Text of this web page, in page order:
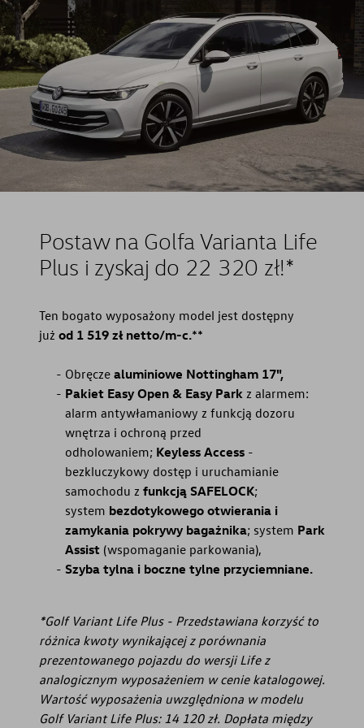
Postaw na Golfa Varianta Life
Plus i zyskaj do 22 320 zł!⁠*
Ten bogato wyposażony model jest dostępny
już od 1 519 zł netto/m-c.⁠**
Obręcze aluminiowe Nottingham 17",
Pakiet Easy Open & Easy Park z alarmem:
alarm antywłamaniowy z funkcją dozoru
wnętrza i ochroną przed
odholowaniem; Keyless Access -
bezkluczykowy dostęp i uruchamianie
samochodu z funkcją SAFELOCK;
system bezdotykowego otwierania i
zamykania pokrywy bagażnika; system Park
Assist (wspomaganie parkowania),
Szyba tylna i boczne tylne przyciemniane.
*Golf Variant Life Plus - Przedstawiana korzyść to
różnica kwoty wynikającej z porównania
prezentowanego pojazdu do wersji Life z
analogicznym wyposażeniem w cenie katalogowej.
Wartość wyposażenia uwzględniona w modelu
Golf Variant Life Plus: 14 120 zł. Dopłata między